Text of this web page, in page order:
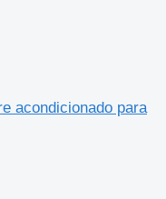
acondicionado para